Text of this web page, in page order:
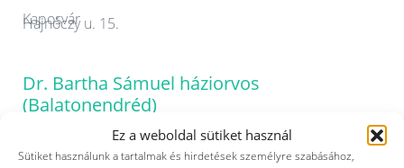
Ez a weboldal sütiket használ
Sütiket használunk a tartalmak és hirdetések személyre szabásához,
Kaposvár
Hajnóczy u. 15.
Dr. Bartha Sámuel háziorvos
(Balatonendréd)
Balatonendréd
Szabadság u. 11.